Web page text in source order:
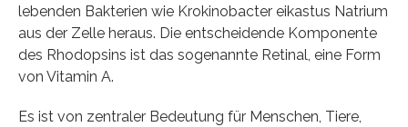
lebenden Bakterien wie Krokinobacter eikastus Natrium
aus der Zelle heraus. Die entscheidende Komponente
des Rhodopsins ist das sogenannte Retinal, eine Form
von Vitamin A.
Es ist von zentraler Bedeutung für Menschen, Tiere,